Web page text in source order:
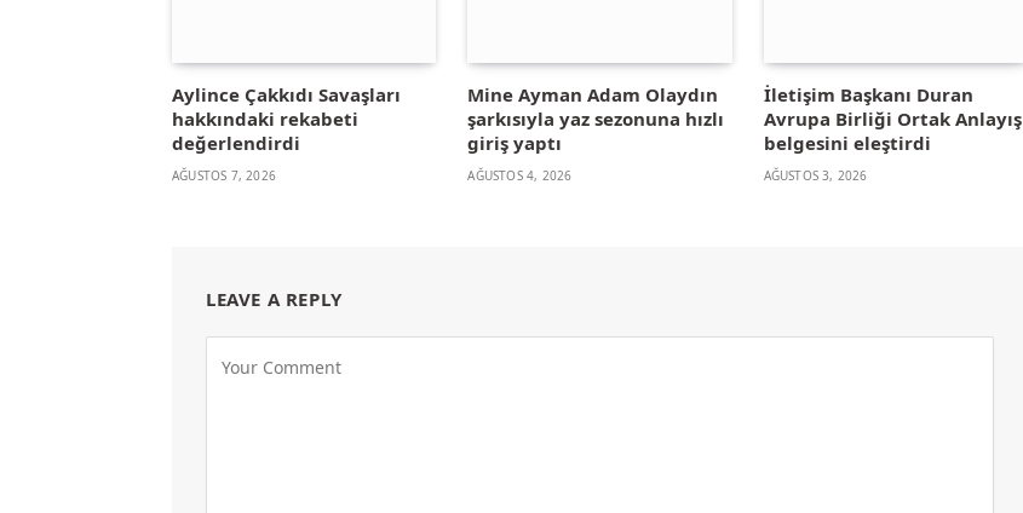
Aylince Çakkıdı Savaşları
hakkındaki rekabeti
değerlendirdi
AĞUSTOS 7, 2026
Mine Ayman Adam Olaydın
şarkısıyla yaz sezonuna hızlı
giriş yaptı
AĞUSTOS 4, 2026
İletişim Başkanı Duran
Avrupa Birliği Ortak Anlayış
belgesini eleştirdi
AĞUSTOS 3, 2026
LEAVE A REPLY